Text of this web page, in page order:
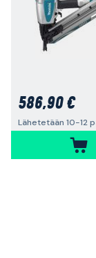
586,90 €